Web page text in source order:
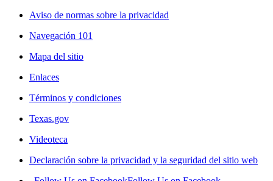
Aviso de normas sobre la privacidad
Navegación 101
Mapa del sitio
Enlaces
Términos y condiciones
Texas.gov
Videoteca
Declaración sobre la privacidad y la seguridad del sitio web